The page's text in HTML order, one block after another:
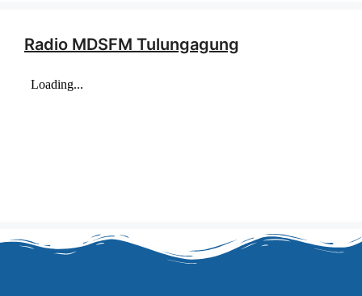
Radio MDSFM Tulungagung